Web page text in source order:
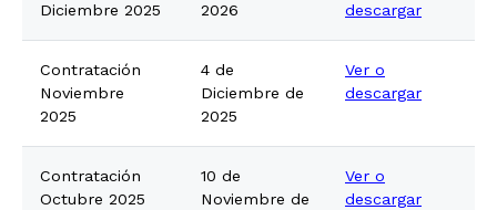
Diciembre 2025
2026
descargar
Contratación
Noviembre
2025
4 de
Diciembre de
2025
Ver o
descargar
Contratación
Octubre 2025
10 de
Noviembre de
Ver o
descargar